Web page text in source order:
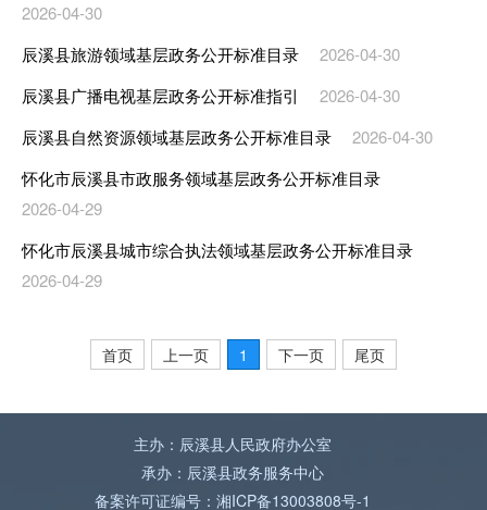
2026-04-30
辰溪县旅游领域基层政务公开标准目录
2026-04-30
辰溪县广播电视基层政务公开标准指引
2026-04-30
辰溪县自然资源领域基层政务公开标准目录
2026-04-30
怀化市辰溪县市政服务领域基层政务公开标准目录
2026-04-29
怀化市辰溪县城市综合执法领域基层政务公开标准目录
2026-04-29
首页 上一页 1 下一页 尾页
主办：辰溪县人民政府办公室
承办：辰溪县政务服务中心
备案许可证编号：湘ICP备13003808号-1